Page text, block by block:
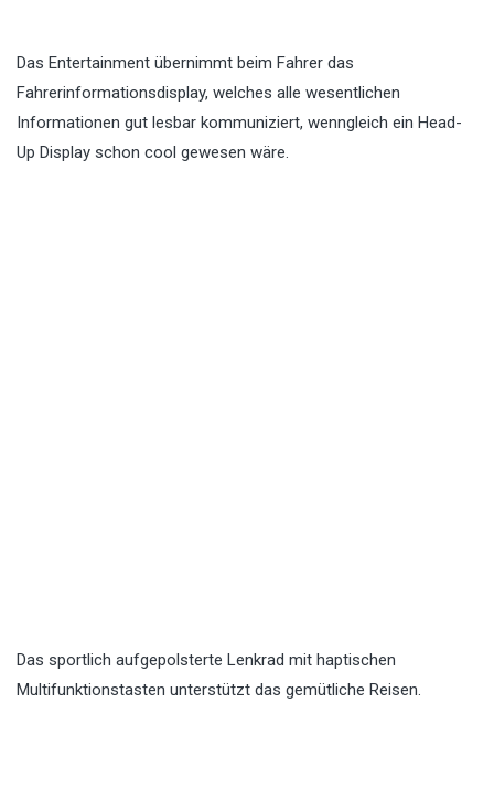
Das Entertainment übernimmt beim Fahrer das
Fahrerinformationsdisplay, welches alle wesentlichen
Informationen gut lesbar kommuniziert, wenngleich ein Head-
Up Display schon cool gewesen wäre.
Das sportlich aufgepolsterte Lenkrad mit haptischen
Multifunktionstasten unterstützt das gemütliche Reisen.